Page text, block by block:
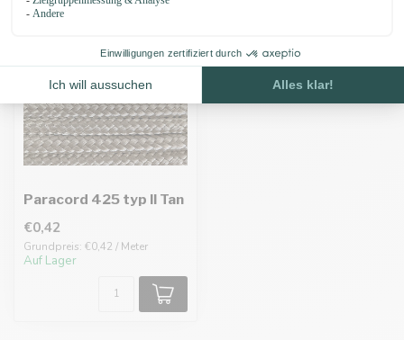
Paracord 425 typ II Tan
€0,42
Grundpreis: €0,42 / Meter
Auf Lager